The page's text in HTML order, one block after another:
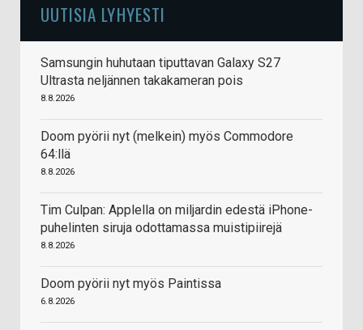
UUTISIA LYHYESTI
Samsungin huhutaan tiputtavan Galaxy S27
Ultrasta neljännen takakameran pois
8.8.2026
Doom pyörii nyt (melkein) myös Commodore
64:llä
8.8.2026
Tim Culpan: Applella on miljardin edestä iPhone-
puhelinten siruja odottamassa muistipiirejä
8.8.2026
Doom pyörii nyt myös Paintissa
6.8.2026